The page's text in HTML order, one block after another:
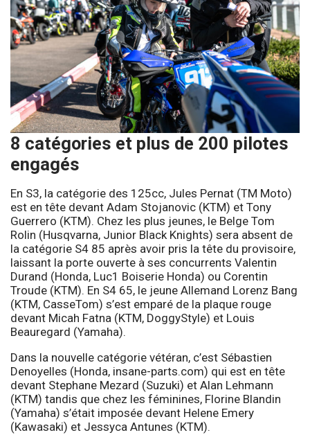
8 catégories et plus de 200 pilotes
engagés
En S3, la catégorie des 125cc, Jules Pernat (TM Moto)
est en tête devant Adam Stojanovic (KTM) et Tony
Guerrero (KTM). Chez les plus jeunes, le Belge Tom
Rolin (Husqvarna, Junior Black Knights) sera absent de
la catégorie S4 85 après avoir pris la tête du provisoire,
laissant la porte ouverte à ses concurrents Valentin
Durand (Honda, Luc1 Boiserie Honda) ou Corentin
Troude (KTM). En S4 65, le jeune Allemand Lorenz Bang
(KTM, CasseTom) s’est emparé de la plaque rouge
devant Micah Fatna (KTM, DoggyStyle) et Louis
Beauregard (Yamaha).
Dans la nouvelle catégorie vétéran, c’est Sébastien
Denoyelles (Honda, insane-parts.com) qui est en tête
devant Stephane Mezard (Suzuki) et Alan Lehmann
(KTM) tandis que chez les féminines, Florine Blandin
(Yamaha) s’était imposée devant Helene Emery
(Kawasaki) et Jessyca Antunes (KTM).